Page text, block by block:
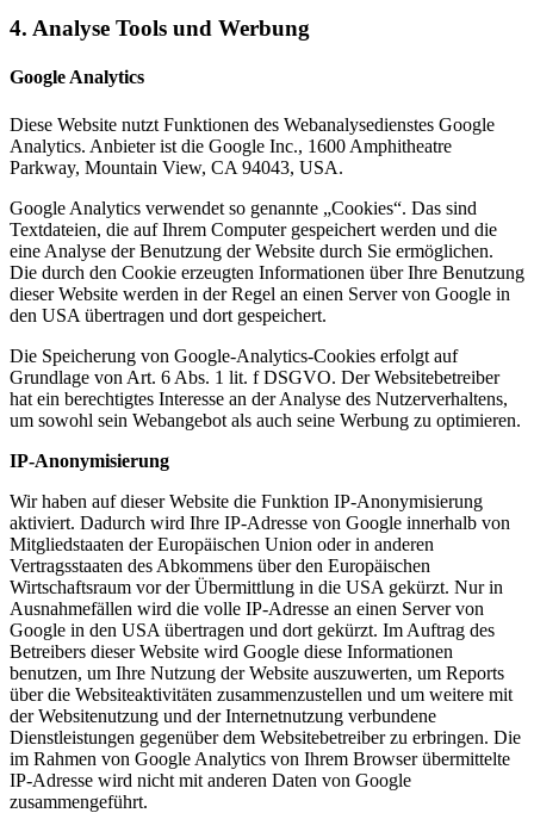
4. Analyse Tools und Werbung
Google Analytics
Diese Website nutzt Funktionen des Webanalysedienstes Google
Analytics. Anbieter ist die Google Inc., 1600 Amphitheatre
Parkway, Mountain View, CA 94043, USA.
Google Analytics verwendet so genannte „Cookies“. Das sind
Textdateien, die auf Ihrem Computer gespeichert werden und die
eine Analyse der Benutzung der Website durch Sie ermöglichen.
Die durch den Cookie erzeugten Informationen über Ihre Benutzung
dieser Website werden in der Regel an einen Server von Google in
den USA übertragen und dort gespeichert.
Die Speicherung von Google-Analytics-Cookies erfolgt auf
Grundlage von Art. 6 Abs. 1 lit. f DSGVO. Der Websitebetreiber
hat ein berechtigtes Interesse an der Analyse des Nutzerverhaltens,
um sowohl sein Webangebot als auch seine Werbung zu optimieren.
IP-Anonymisierung
Wir haben auf dieser Website die Funktion IP-Anonymisierung
aktiviert. Dadurch wird Ihre IP-Adresse von Google innerhalb von
Mitgliedstaaten der Europäischen Union oder in anderen
Vertragsstaaten des Abkommens über den Europäischen
Wirtschaftsraum vor der Übermittlung in die USA gekürzt. Nur in
Ausnahmefällen wird die volle IP-Adresse an einen Server von
Google in den USA übertragen und dort gekürzt. Im Auftrag des
Betreibers dieser Website wird Google diese Informationen
benutzen, um Ihre Nutzung der Website auszuwerten, um Reports
über die Websiteaktivitäten zusammenzustellen und um weitere mit
der Websitenutzung und der Internetnutzung verbundene
Dienstleistungen gegenüber dem Websitebetreiber zu erbringen. Die
im Rahmen von Google Analytics von Ihrem Browser übermittelte
IP-Adresse wird nicht mit anderen Daten von Google
zusammengeführt.